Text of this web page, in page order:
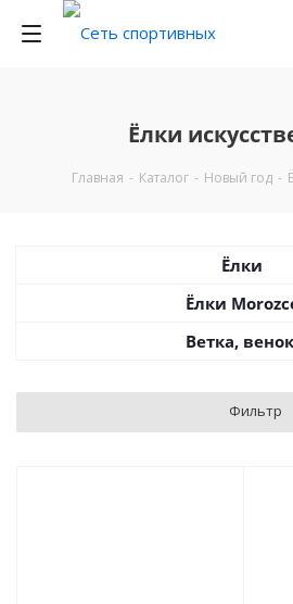
Ёлки
Главная - Каталог - Новый год -
Ёлки
Ёлки
Ветка,
Фильтр